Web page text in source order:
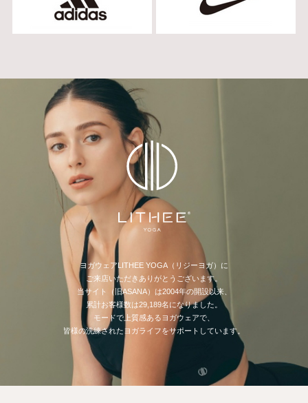
ヨガウェアLITHEE YOGA（リジーヨガ）に
ご来店いただきありがとうございます。
当サイト（旧ASANA）は2004年の開設以来、
累計お客様数は29,189名になりました。
モードで上質感あるヨガウェアで、
皆様の洗練されたヨガライフをサポートしています。